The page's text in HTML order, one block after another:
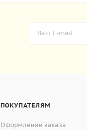
ПОКУПАТЕЛЯМ
Оформление заказа